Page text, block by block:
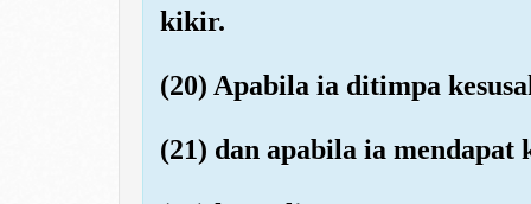
kikir.
(20) Apabila ia ditimpa
(21) dan apabila ia